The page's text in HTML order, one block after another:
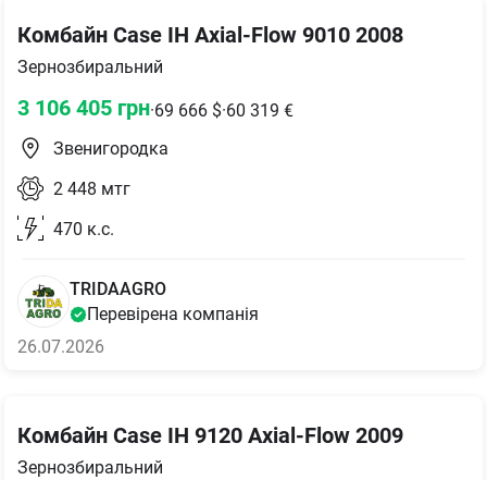
Комбайн Case IH Axial-Flow 9010 2008
Зернозбиральний
3 106 405 грн·69 666 $·60 319 €
Звенигородка
2 448 мтг
470 к.с.
TRIDAAGRO
Перевірена компанія
26.07.2026
Комбайн Case IH 9120 Axial-Flow 2009
Зернозбиральний